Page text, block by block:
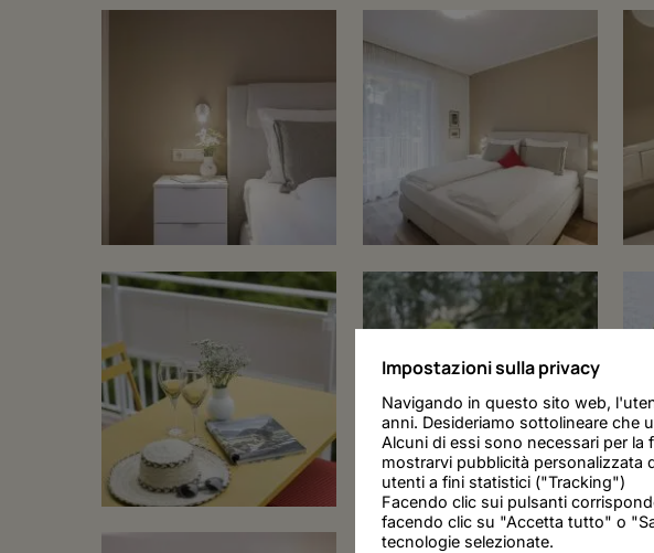
Impostazioni sulla privacy
Navigando in questo sito web,
anni. Desideriamo sottolineare che
Alcuni di essi sono necessari per la
mostrarvi pubblicità personalizzata
utenti a fini statistici ("Tracking")
Facendo clic sui pulsanti
facendo clic su "Accetta tutto" o
tecnologie selezionate.